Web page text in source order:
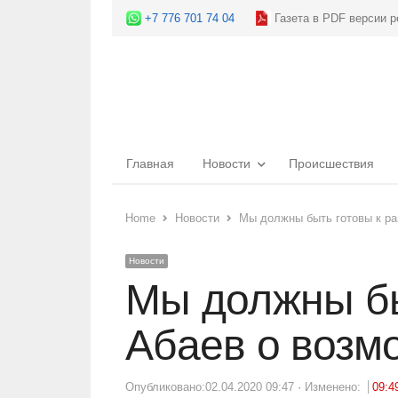
+7 776 701 74 04 Газета в PDF версии
Главная Новости Происшествия
Home
Новости Мы должны быть готовы к
Новости
Мы должны
Абаев о
Опубликовано:02.04.2020 09:47 Изменено: